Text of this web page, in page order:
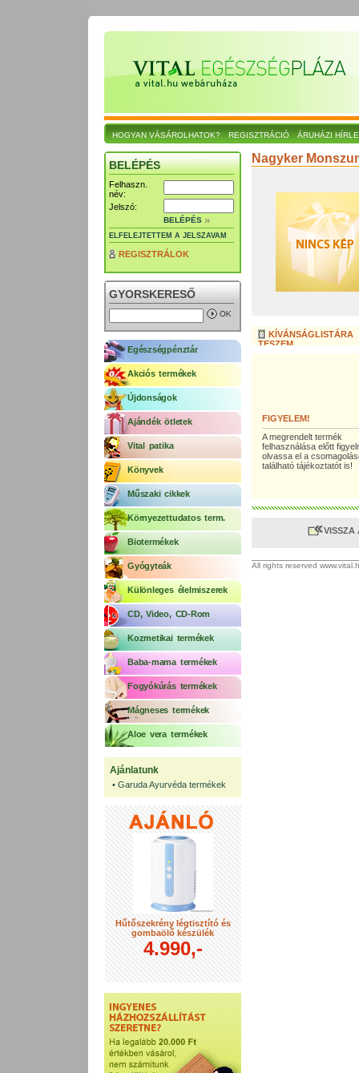
HOGYAN VÁSÁROLHATOK? REGISZTRÁCIÓ ÁRUHÁZI
BELÉPÉS
Felhaszn.
név:
Jelszó:
BELÉPÉS
ELFELEJTETTEM A JELSZAVAM
REGISZTRÁLOK
GYORSKERESŐ
Egészségpénztár
Akciós termékek
Újdonságok
Ajándék ötletek
Vital patika
Könyvek
Műszaki cikkek
Környezettudatos term.
Biotermékek
Gyógyteák
Különleges élelmiszerek
CD, Video, CD-Rom
Kozmetikai termékek
Baba-mama termékek
Fogyókúrás termékek
Mágneses termékek
Aloe vera termékek
Ajánlatunk
• Garuda Ayurvéda termékek
Hűtőszekrény légtisztító és
gombaölő készülék
4.990,-
Nagyker
KÍVÁNSÁGLISTÁRA
TESZEM
FIGYELEM!
A megrendelt termék
felhasználása előtt
olvassa el a
található tájékoztatót is!
VISSZA
All rights reserved